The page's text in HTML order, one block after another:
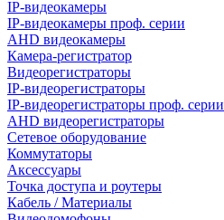
IP-видеокамеры
IP-видеокамеры проф. серии
AHD видеокамеры
Камера-регистратор
Видеорегистраторы
IP-видеорегистраторы
IP-видеорегистраторы проф. серии
AHD видеорегистраторы
Сетевое оборудование
Коммутаторы
Аксессуары
Точка доступа и роутеры
Кабель / Материалы